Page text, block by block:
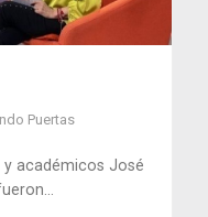
Puertas
y académicos José